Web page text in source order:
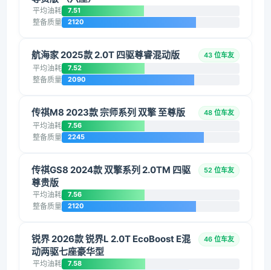
平均油耗 7.51
整备质量 2120
航海家 2025款 2.0T 四驱尊睿混动版 43 位车友
平均油耗 7.52
整备质量 2090
传祺M8 2023款 宗师系列 双擎 至尊版 48 位车友
平均油耗 7.56
整备质量 2245
传祺GS8 2024款 双擎系列 2.0TM 四驱
尊贵版
52 位车友
平均油耗 7.56
整备质量 2120
锐界 2026款 锐界L 2.0T EcoBoost E混
动两驱七座豪华型
46 位车友
平均油耗 7.58